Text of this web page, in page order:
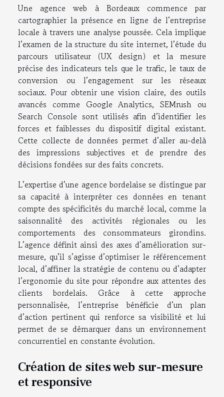
Une agence web à Bordeaux commence par
cartographier la présence en ligne de l’entreprise
locale à travers une analyse poussée. Cela implique
l’examen de la structure du site internet, l’étude du
parcours utilisateur (UX design) et la mesure
précise des indicateurs tels que le trafic, le taux de
conversion ou l’engagement sur les réseaux
sociaux. Pour obtenir une vision claire, des outils
avancés comme Google Analytics, SEMrush ou
Search Console sont utilisés afin d’identifier les
forces et faiblesses du dispositif digital existant.
Cette collecte de données permet d’aller au-delà
des impressions subjectives et de prendre des
décisions fondées sur des faits concrets.
L’expertise d’une agence bordelaise se distingue par
sa capacité à interpréter ces données en tenant
compte des spécificités du marché local, comme la
saisonnalité des activités régionales ou les
comportements des consommateurs girondins.
L’agence définit ainsi des axes d’amélioration sur-
mesure, qu’il s’agisse d’optimiser le référencement
local, d’affiner la stratégie de contenu ou d’adapter
l’ergonomie du site pour répondre aux attentes des
clients bordelais. Grâce à cette approche
personnalisée, l’entreprise bénéficie d’un plan
d’action pertinent qui renforce sa visibilité et lui
permet de se démarquer dans un environnement
concurrentiel en constante évolution.
Création de sites web sur-mesure
et responsive